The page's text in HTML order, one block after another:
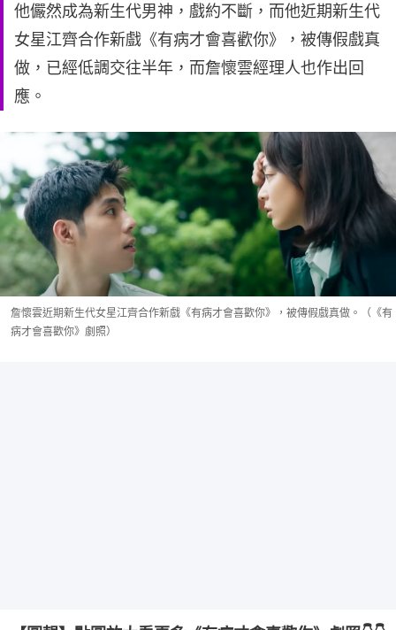
他儼然成為新生代男神，戲約不斷，而他近期新生代
女星江齊合作新戲《有病才會喜歡你》，被傳假戲真
做，已經低調交往半年，而詹懷雲經理人也作出回
應。
詹懷雲近期新生代女星江齊合作新戲《有病才會喜歡你》，被傳假戲真做。（《有
病才會喜歡你》劇照）